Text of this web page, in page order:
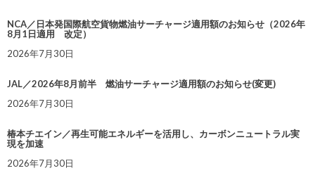
NCA／日本発国際航空貨物燃油サーチャージ適用額のお知らせ（2026年
8月1日適用 改定）
2026年7月30日
JAL／2026年8月前半 燃油サーチャージ適用額のお知らせ(変更)
2026年7月30日
椿本チエイン／再生可能エネルギーを活用し、カーボンニュートラル実
現を加速
2026年7月30日